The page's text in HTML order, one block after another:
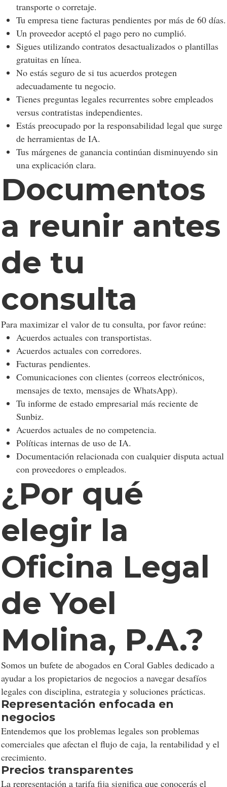
transporte o corretaje.
Tu empresa tiene facturas pendientes por más de 60 días.
Un proveedor aceptó el pago pero no cumplió.
Sigues utilizando contratos desactualizados o plantillas
gratuitas en línea.
No estás seguro de si tus acuerdos protegen
adecuadamente tu negocio.
Tienes preguntas legales recurrentes sobre empleados
versus contratistas independientes.
Estás preocupado por la responsabilidad legal que surge
de herramientas de IA.
Tus márgenes de ganancia continúan disminuyendo sin
una explicación clara.
Documentos
a reunir antes
de tu
consulta
Para maximizar el valor de tu consulta, por favor reúne:
Acuerdos actuales con transportistas.
Acuerdos actuales con corredores.
Facturas pendientes.
Comunicaciones con clientes (correos electrónicos,
mensajes de texto, mensajes de WhatsApp).
Tu informe de estado empresarial más reciente de
Sunbiz.
Acuerdos actuales de no competencia.
Políticas internas de uso de IA.
Documentación relacionada con cualquier disputa actual
con proveedores o empleados.
¿Por qué
elegir la
Oficina Legal
de Yoel
Molina, P.A.?
Somos un bufete de abogados en Coral Gables dedicado a
ayudar a los propietarios de negocios a navegar desafíos
legales con disciplina, estrategia y soluciones prácticas.
Representación enfocada en
negocios
Entendemos que los problemas legales son problemas
comerciales que afectan el flujo de caja, la rentabilidad y el
crecimiento.
Precios transparentes
La representación a tarifa fija significa que conocerás el